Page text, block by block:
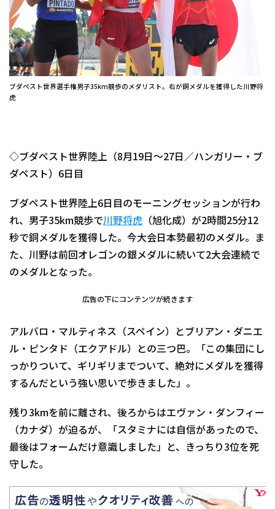
ブダペスト世界選手権男子35km競歩のメダリスト。右が銅メダルを獲得した川野将
虎
◇ブダペスト世界陸上（8月19日～27日／ハンガリー・ブ
ダペスト）6日目
ブダペスト世界陸上6日目のモーニングセッションが行わ
れ、男子35km競歩で川野将虎 （旭化成）が2時間25分12
秒で銅メダルを獲得した。今大会日本勢最初のメダル。ま
た、川野は前回オレゴンの銀メダルに続いて2大会連続で
のメダルとなった。
広告の下にコンテンツが続きます
アルバロ・マルティネス（スペイン）とブリアン・ダニエ
ル・ピンタド（エクアドル）との三つ巴。「この集団にし
っかりついて、ギリギリまでついて、絶対にメダルを獲得
するんだという強い思いで歩きました」。
残り3kmを前に離され、後ろからはエヴァン・ダンフィー
（カナダ）が迫るが、「スタミナには自信があったので、
最後はフォームだけ意識しました」と、きっちり3位を死
守した。